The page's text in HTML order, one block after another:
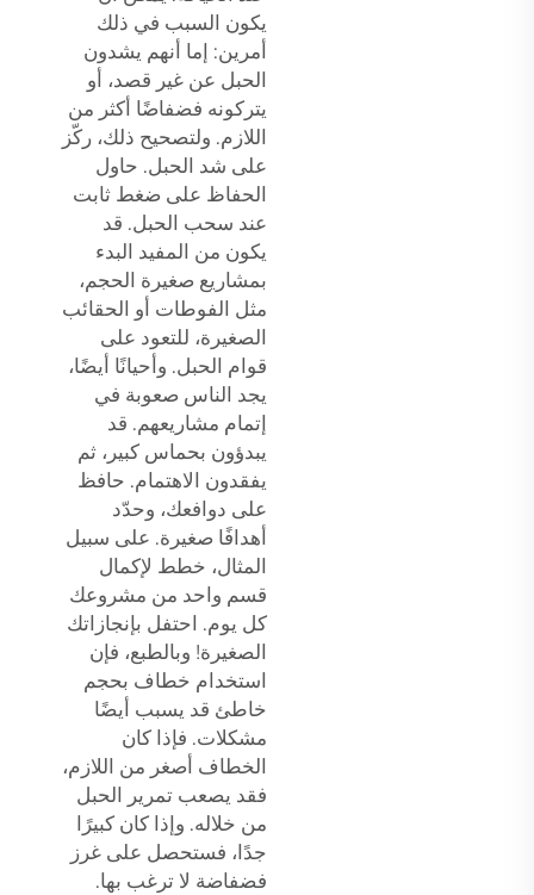
يكون السبب في ذلك
أمرين: إما أنهم يشدون
الحبل عن غير قصد، أو
يتركونه فضفاضًا أكثر من
اللازم. ولتصحيح ذلك، ركّز
على شد الحبل. حاول
الحفاظ على ضغط ثابت
عند سحب الحبل. قد
يكون من المفيد البدء
بمشاريع صغيرة الحجم،
مثل الفوطات أو الحقائب
الصغيرة، للتعود على
قوام الحبل. وأحيانًا أيضًا،
يجد الناس صعوبة في
إتمام مشاريعهم. قد
يبدؤون بحماس كبير، ثم
يفقدون الاهتمام. حافظ
على دوافعك، وحدّد
أهدافًا صغيرة. على سبيل
المثال، خطط لإكمال
قسم واحد من مشروعك
كل يوم. احتفل بإنجازاتك
الصغيرة! وبالطبع، فإن
استخدام خطاف بحجم
خاطئ قد يسبب أيضًا
مشكلات. فإذا كان
الخطاف أصغر من اللازم،
فقد يصعب تمرير الحبل
من خلاله. وإذا كان كبيرًا
جدًا، فستحصل على غرز
فضفاضة لا ترغب بها.